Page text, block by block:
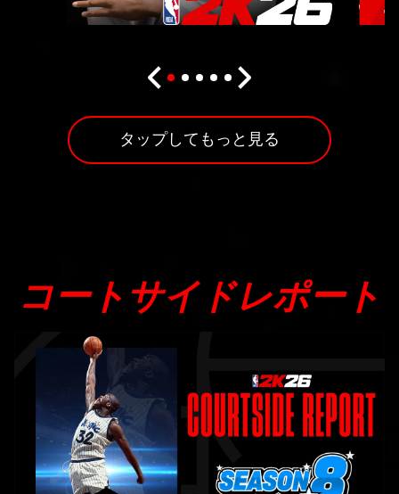
タップしてもっと見る
コートサイドレポート